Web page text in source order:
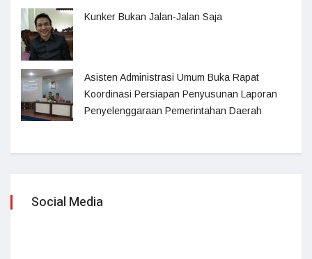
Kunker Bukan Jalan-Jalan Saja
Asisten Administrasi Umum Buka Rapat
Koordinasi Persiapan Penyusunan Laporan
Penyelenggaraan Pemerintahan Daerah
Social Media